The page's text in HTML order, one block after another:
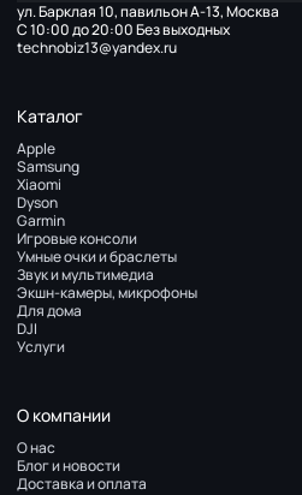
ул. Барклая 10, павильон А-13, Москва
С 10:00 до 20:00 Без выходных
technobiz13@yandex.ru
Каталог
Apple
Samsung
Xiaomi
Dyson
Garmin
Игровые консоли
Умные очки и браслеты
Звук и мультимедиа
Экшн-камеры, микрофоны
Для дома
DJI
Услуги
О компании
О нас
Блог и новости
Доставка и оплата